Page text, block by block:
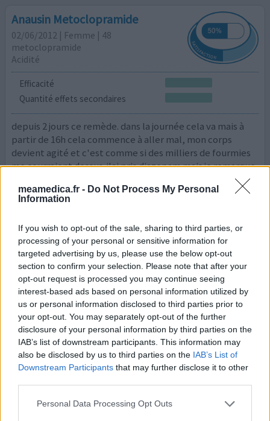
meamedica.fr - Do Not Process My Personal
Information
If you wish to opt-out of the sale, sharing to third parties, or
processing of your personal or sensitive information for
targeted advertising by us, please use the below opt-out
section to confirm your selection. Please note that after your
opt-out request is processed you may continue seeing
interest-based ads based on personal information utilized by
us or personal information disclosed to third parties prior to
your opt-out. You may separately opt-out of the further
disclosure of your personal information by third parties on the
IAB’s list of downstream participants. This information may
also be disclosed by us to third parties on the IAB’s List of
Downstream Participants that may further disclose it to other
Personal Data Processing Opt Outs
Anausin Metoclopramide
02/06/2012 | Femme | 48
metoclopramide
Acidité
Efficacité
Quantité effets secondaires
depuis 2 jours ce remède. dans la journée cela va mais à
partir de 16h cela commence à aller mal, mon corps
devient agité et c'est comme si des milliers de fourmies
me courraient dessus. j'ai pris diazepam mais je remarque
quelqu'un en a-t-il fait l'expérience >? combien de
temps dure cette agitation, en avez-vous parlé à
votre avis 0 réactions
Anausin Metoclopramide
26/08/2011 | Femme | 24
metoclopramide
Infection intestinale
Efficacité
Quantité effets secondaires
2 heures plus tard, ont commencé les chocs et crampes